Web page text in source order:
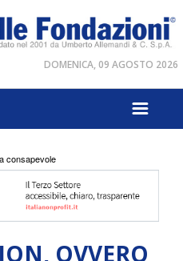
DOMENICA, 09 AGOSTO 2026
consapevole
OVVERO